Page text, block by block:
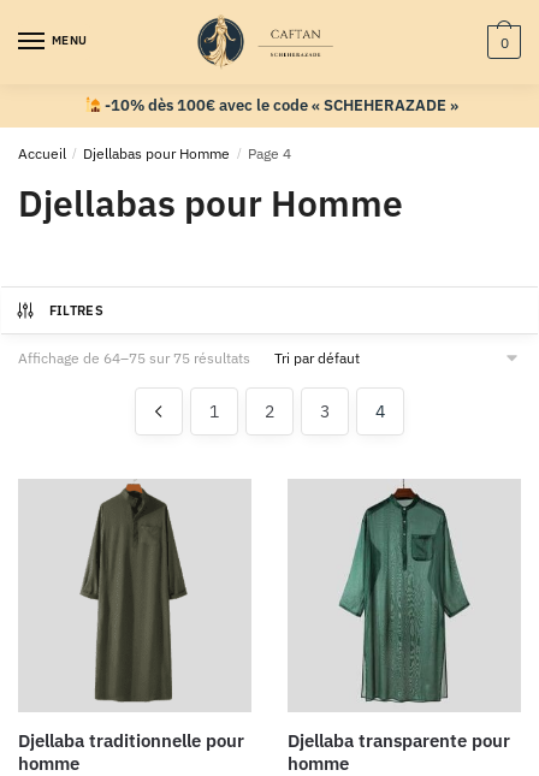
MENU 0
-10% dès 100€ avec le code « SCHEHERAZADE »
Accueil / Djellabas pour Homme / Page 4
Djellabas pour Homme
FILTRES
Affichage de 64–75 sur 75 résultats
1 2 3 4
Djellaba traditionnelle pour
homme
Djellaba transparente pour
homme